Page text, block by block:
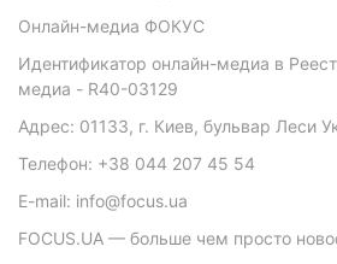
Онлайн-медиа ФОКУС
Идентификатор онлайн-медиа в
медиа - R40-03129
Адрес: 01133, г. Киев, бульвар Леси
Телефон: +38 044 207 45 54
E-mail: info@focus.ua
FOCUS.UA — больше чем просто